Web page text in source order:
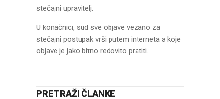
stečajni upravitelj.
U konačnici, sud sve objave vezano za
stečajni postupak vrši putem interneta a koje
objave je jako bitno redovito pratiti.
PRETRAŽI ČLANKE